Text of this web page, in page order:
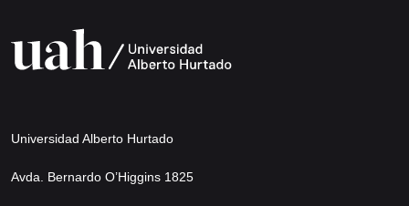
Universidad Alberto Hurtado
Avda. Bernardo O’Higgins 1825